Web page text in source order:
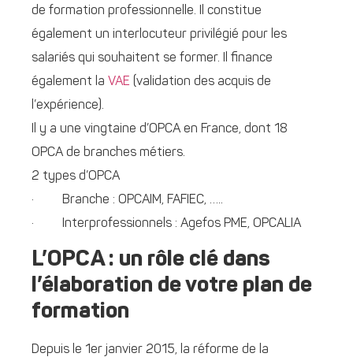
de formation professionnelle. Il constitue
également un interlocuteur privilégié pour les
salariés qui souhaitent se former. Il finance
également la VAE (validation des acquis de
l’expérience).
Il y a une vingtaine d’OPCA en France, dont 18
OPCA de branches métiers.
2 types d’OPCA
· Branche : OPCAIM, FAFIEC, …..
· Interprofessionnels : Agefos PME, OPCALIA
L’OPCA : un rôle clé dans
l’élaboration de votre plan de
formation
Depuis le 1er janvier 2015, la réforme de la